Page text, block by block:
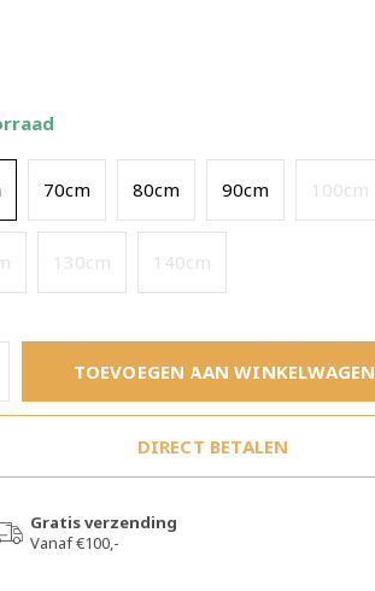
70cm 80cm 90cm 100cm
130cm 140cm
TOEVOEGEN AAN WINKELWAGEN
DIRECT BETALEN
Gratis verzending
Vanaf €100,-